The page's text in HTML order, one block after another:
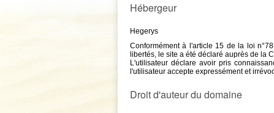
Hébergeur
Hegerys
Conformément à l'article 15 de la loi
libertés, le site a été déclaré auprès de la
L'utilisateur déclare avoir pris
l'utilisateur accepte expressément et
Droit d'auteur du domaine